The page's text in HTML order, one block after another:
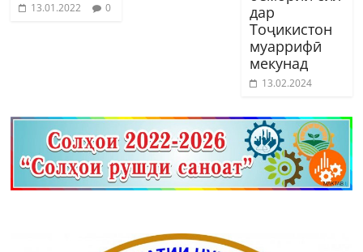
13.01.2022 0
дар
Тоҷикистон
муаррифӣ
мекунад
13.02.2024